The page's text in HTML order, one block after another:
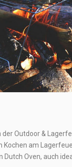
der Outdoor &
Kochen am
Dutch Oven, auch